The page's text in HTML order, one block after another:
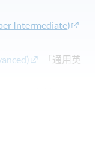
Intermediate)
「通用英